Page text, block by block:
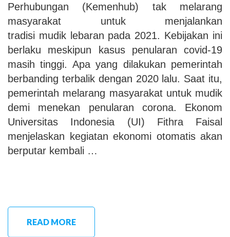
Perhubungan (Kemenhub) tak melarang
masyarakat untuk menjalankan
tradisi mudik lebaran pada 2021. Kebijakan ini
berlaku meskipun kasus penularan covid-19
masih tinggi. Apa yang dilakukan pemerintah
berbanding terbalik dengan 2020 lalu. Saat itu,
pemerintah melarang masyarakat untuk mudik
demi menekan penularan corona. Ekonom
Universitas Indonesia (UI) Fithra Faisal
menjelaskan kegiatan ekonomi otomatis akan
berputar kembali …
READ MORE